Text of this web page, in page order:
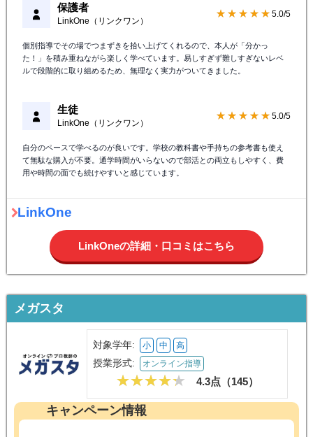
LinkOne（リンクワン）
た！」を積み重ねながら楽しく学べています。易しすぎず難しすぎないレベ
ルで段階的に取り組めるため、無理なく実力がついてきました。
LinkOne（リンクワン）
て無駄な購入が不要。通学時間がいらないので部活との両立もしやすく、費
用や時間の面でも続けやすいと感じています。
LinkOne
LinkOneの詳細・口コミはこちら
メガスタ
対象学年: 小 中 高
授業形式: オンライン指導
4.3点（
キャンペーン情報